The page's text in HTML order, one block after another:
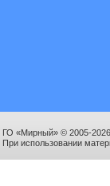
ГО «Мирный» © 2005-2026
При использовании